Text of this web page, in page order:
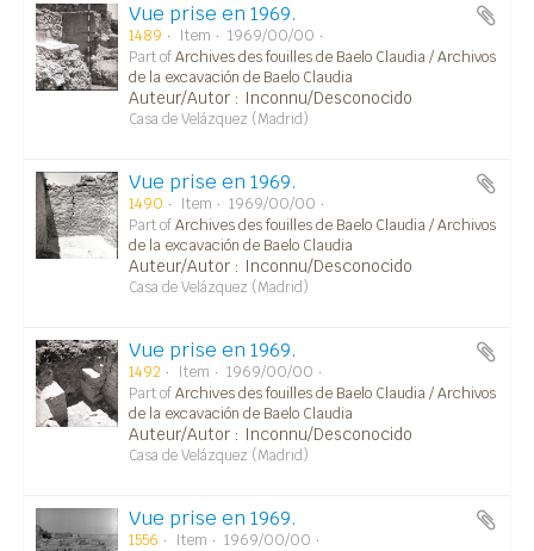
Vue prise en 1969.
1489 Item
1969/00/00
Part ofArchives des fouilles de Baelo Claudia / Archivos
de la excavación de Baelo Claudia
Auteur/Autor : Inconnu/Desconocido
Casa de Velázquez (Madrid)
Vue prise en 1969.
1490 Item
1969/00/00
Part ofArchives des fouilles de Baelo Claudia / Archivos
de la excavación de Baelo Claudia
Auteur/Autor : Inconnu/Desconocido
Casa de Velázquez (Madrid)
Vue prise en 1969.
1492 Item
1969/00/00
Part ofArchives des fouilles de Baelo Claudia / Archivos
de la excavación de Baelo Claudia
Auteur/Autor : Inconnu/Desconocido
Casa de Velázquez (Madrid)
Vue prise en 1969.
1556 Item
1969/00/00